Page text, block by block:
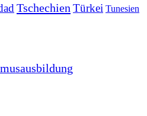
Tschechien Türkei Tunesien